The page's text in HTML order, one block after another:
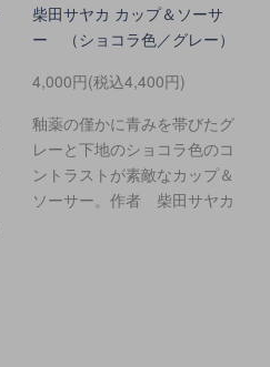
柴田サヤカ カップ＆ソーサ
ー （ショコラ色／グレー）
4,000円(税込4,400円)
釉薬の僅かに青みを帯びたグ
レーと下地のショコラ色のコ
ントラストが素敵なカップ＆
ソーサー。作者 柴田サヤカ